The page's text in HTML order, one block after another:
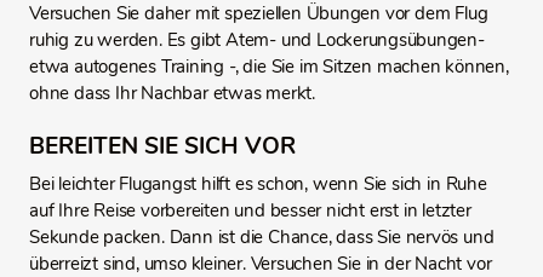
Versuchen Sie daher mit speziellen Übungen vor dem Flug
ruhig zu werden. Es gibt Atem- und Lockerungsübungen-
etwa autogenes Training -, die Sie im Sitzen machen können,
ohne dass Ihr Nachbar etwas merkt.
BEREITEN SIE SICH VOR
Bei leichter Flugangst hilft es schon, wenn Sie sich in Ruhe
auf Ihre Reise vorbereiten und besser nicht erst in letzter
Sekunde packen. Dann ist die Chance, dass Sie nervös und
überreizt sind, umso kleiner. Versuchen Sie in der Nacht vor